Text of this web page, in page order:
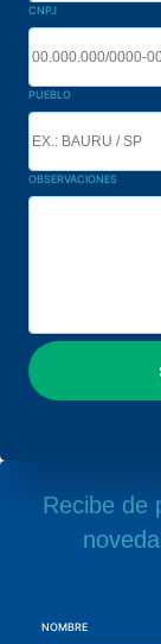
CNPJ
PUEBLO
OBSERVACIONES
Recibe de
NOMBRE